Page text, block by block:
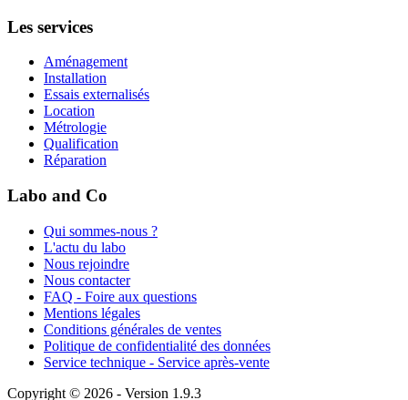
Les services
Aménagement
Installation
Essais externalisés
Location
Métrologie
Qualification
Réparation
Labo and Co
Qui sommes-nous ?
L'actu du labo
Nous rejoindre
Nous contacter
FAQ - Foire aux questions
Mentions légales
Conditions générales de ventes
Politique de confidentialité des données
Service technique - Service après-vente
Copyright © 2026 - Version 1.9.3